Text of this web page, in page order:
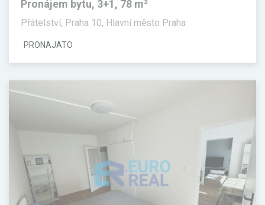
Pronájem bytu, 3+1, 78 m²
Přátelství, Praha 10, Hlavní město Praha
PRONAJATO